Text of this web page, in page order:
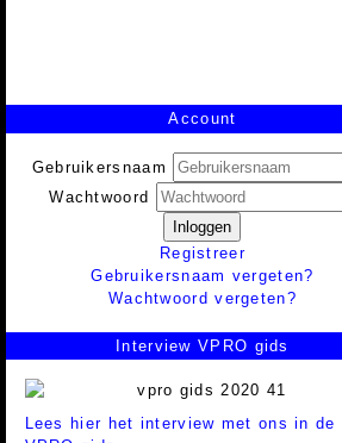
Account
Gebruikersnaam
Wachtwoord
Inloggen
Registreer
Gebruikersnaam vergeten?
Wachtwoord vergeten?
Interview VPRO gids
Lees hier het interview met ons in de